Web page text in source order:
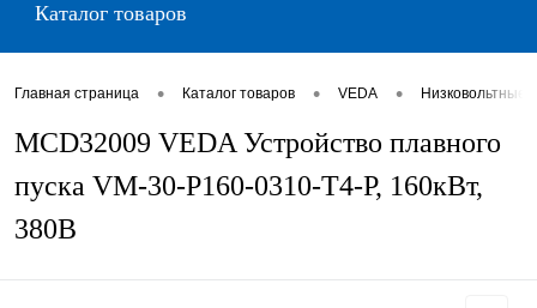
Каталог товаров
Главная страница • Каталог товаров • VEDA •
MCD32009 VEDA Устройство плавного
пуска VM-30-P160-0310-T4-P, 160кВт,
380В